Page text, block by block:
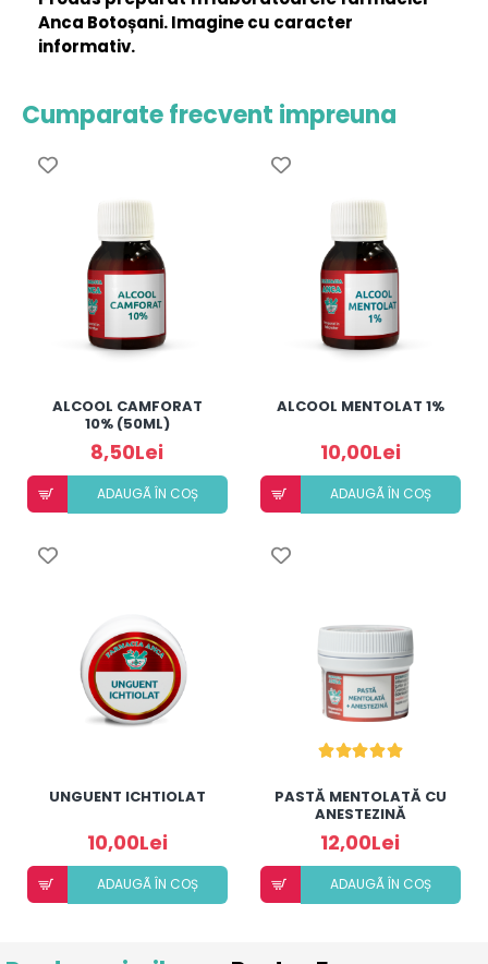
Anca Botoșani. Imagine cu caracter
informativ.
Cumparate frecvent impreuna
ALCOOL CAMFORAT
10% (50ML)
8,50Lei
ADAUGÃ ÎN COȘ
ALCOOL MENTOLAT 1%
10,00Lei
ADAUGÃ ÎN COȘ
UNGUENT ICHTIOLAT
10,00Lei
ADAUGÃ ÎN COȘ
PASTĂ MENTOLATĂ CU
ANESTEZINĂ
12,00Lei
ADAUGÃ ÎN COȘ